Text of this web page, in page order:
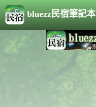
bluezz民宿筆記本